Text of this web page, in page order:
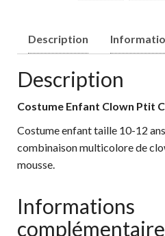
Description
Description
Costume Enfant Clown Ptit
Costume enfant taille 10-12
combinaison multicolore de
mousse.
Informations